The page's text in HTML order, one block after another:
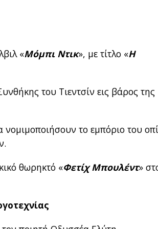
«Μόμπι Ντικ», με τίτλο «Η
του Τιεντσίν εις βάρος της
νομιμοποιήσουν το εμπόριο του
θωρηκτό «Φετίχ Μπουλέντ»